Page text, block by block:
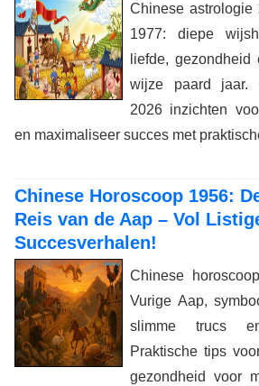
Chinese astrologie
1977: diepe
liefde,
wijze paard jaar.
2026 inzichten
en maximaliseer succes met
Chinese Horoscoop 1956:
Reis van de Aap – Vol
Succesverhalen!
Chinese
Vurige Aap,
slimme trucs
Praktische tips
gezondheid voor